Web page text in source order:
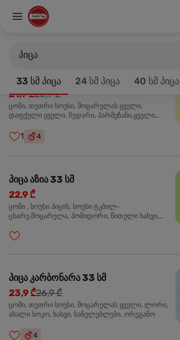
პიცა
33 სმ პიცა 24 სმ პიცა 40 სმ პიცა
მთავარზე
პიცა 4 ყველის 33 სმ
21,9 ₾26,9 ₾
ცომი, თეთრი სოუსი, მოცარელას ყველი,
დაფქული ყველი, ჩედარი, პარმეზანი,ყველი
1 4
პიცა აზია 33 სმ
22,9 ₾
ცომი , სოუსი პიცის, სოუსი ტკბილ-
ცხარე,მოცარელა, პომიდორი, წითელი ხახვი,
სეზამის მარცვლის ნაზავი, ქინძი, ორეგანო
პიცა კარბონარა 33 სმ
23,9 ₾26,9 ₾
ცომი, თეთრი სოუსი, მოცარელას ყველი, ლორი,
ახალი სოკო, ხახვი, სანელებლები, ორეგანო
4